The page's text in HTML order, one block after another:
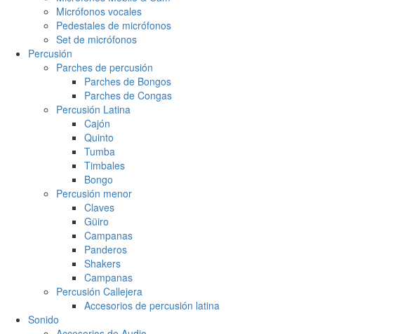
Micrófonos vocales
Pedestales de micrófonos
Set de micrófonos
Percusión
Parches de percusión
Parches de Bongos
Parches de Congas
Percusión Latina
Cajón
Quinto
Tumba
Timbales
Bongo
Percusión menor
Claves
Güiro
Campanas
Panderos
Shakers
Campanas
Percusión Callejera
Accesorios de percusión latina
Sonido